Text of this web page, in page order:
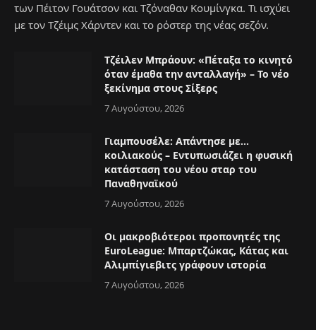
των Πέιτον Γουάτσον και Τζόναθαν Κουμίνγκα. Τι ισχύει
με τον Τζέιμς Χάρντεν και το ρόστερ της νέας σεζόν.
Τζέιλεν Μπράουν: «Πέταξα το κινητό
όταν έμαθα την ανταλλαγή» – Το νέο
ξεκίνημα στους Σίξερς
7 Αυγούστου, 2026
Γιαμπουσέλε: Απάντησε με…
κοιλιακούς – Εντυπωσιάζει η φυσική
κατάσταση του νέου σταρ του
Παναθηναϊκού
7 Αυγούστου, 2026
Οι μακροβιότεροι προπονητές της
EuroLeague: Μπαρτζώκας, Κάτας και
Αλιμπίγιεβιτς γράφουν ιστορία
7 Αυγούστου, 2026